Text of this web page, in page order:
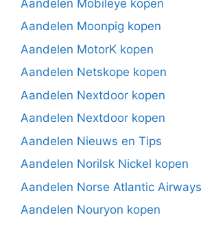
Aandelen Mobileye kopen
Aandelen Moonpig kopen
Aandelen MotorK kopen
Aandelen Netskope kopen
Aandelen Nextdoor kopen
Aandelen Nextdoor kopen
Aandelen Nieuws en Tips
Aandelen Norilsk Nickel kopen
Aandelen Norse Atlantic
Aandelen Nouryon kopen